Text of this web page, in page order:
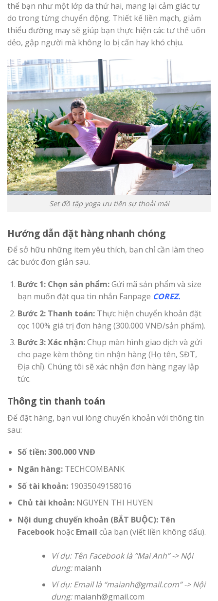
thể bạn như một lớp da thứ hai, mang lại cảm giác tự
do trong từng chuyển động. Thiết kế liền mạch, giảm
thiểu đường may sẽ giúp bạn thực hiện các tư thế uốn
dẻo, gập người mà không lo bị cấn hay khó chịu.
Set đồ tập yoga ưu tiên sự thoải mái
Hướng dẫn đặt hàng nhanh chóng
Để sở hữu những item yêu thích, bạn chỉ cần làm theo
các bước đơn giản sau.
Bước 1: Chọn sản phẩm:Gửi mã sản phẩm và size
bạn muốn đặt qua tin nhắn Fanpage COREZ.
Bước 2: Thanh toán:Thực hiện chuyển khoản đặt
cọc 100% giá trị đơn hàng (300.000 VNĐ/sản phẩm).
Bước 3: Xác nhận:Chụp màn hình giao dịch và gửi
cho page kèm thông tin nhận hàng (Họ tên, SĐT,
Địa chỉ). Chúng tôi sẽ xác nhận đơn hàng ngay lập
tức.
Thông tin thanh toán
Để đặt hàng, bạn vui lòng chuyển khoản với thông tin
sau:
Số tiền:300.000 VNĐ
Ngân hàng:TECHCOMBANK
Số tài khoản:19035049158016
Chủ tài khoản:NGUYEN THI HUYEN
Nội dung chuyển khoản (BẮT BUỘC): Tên
Facebookhoặc Email của bạn (viết liền không dấu).
Ví dụ: Tên Facebook là “Mai Anh” -> Nội
dung: maianh
Ví dụ: Email là “maianh@gmail.com” -> Nội
dung: maianh@gmail.com